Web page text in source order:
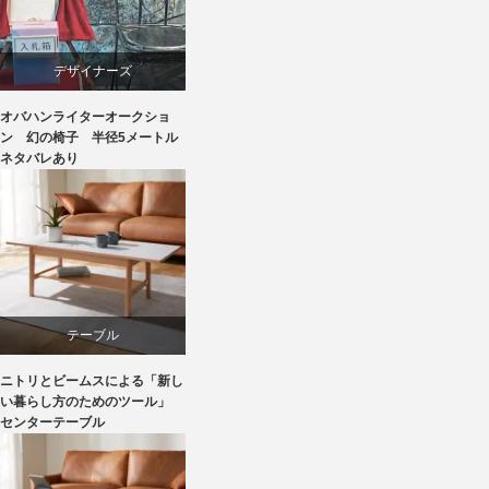
デザイナーズ
マーケティング
家具
椅子
オバハンライターオークショ
ン 幻の椅子 半径5メートル
ネタバレあり
テーブル
ニトリ
ビーチ
ニトリとビームスによる「新し
い暮らし方のためのツール」
センターテーブル